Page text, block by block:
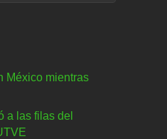
México mientras
a las filas del